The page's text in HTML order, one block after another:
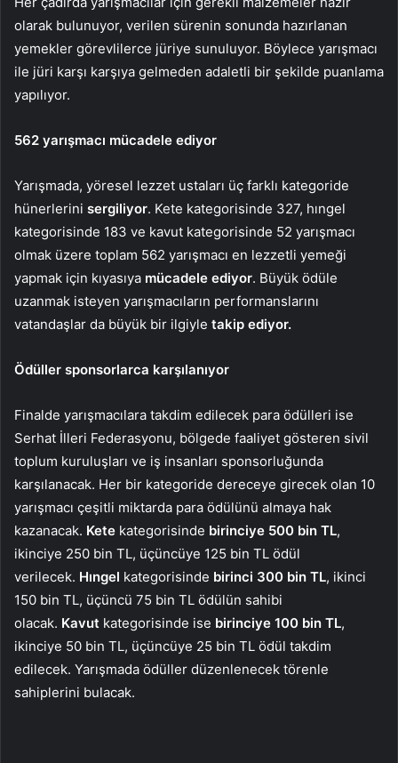
olarak bulunuyor, verilen sürenin sonunda hazırlanan
yemekler görevlilerce jüriye sunuluyor. Böylece yarışmacı
ile jüri karşı karşıya gelmeden adaletli bir şekilde puanlama
yapılıyor.
562 yarışmacı mücadele ediyor
Yarışmada, yöresel lezzet ustaları üç farklı kategoride
hünerlerini sergiliyor. Kete kategorisinde 327, hıngel
kategorisinde 183 ve kavut kategorisinde 52 yarışmacı
olmak üzere toplam 562 yarışmacı en lezzetli yemeği
yapmak için kıyasıya mücadele ediyor. Büyük ödüle
uzanmak isteyen yarışmacıların performanslarını
vatandaşlar da büyük bir ilgiyle takip ediyor.
Ödüller sponsorlarca karşılanıyor
Finalde yarışmacılara takdim edilecek para ödülleri ise
Serhat İlleri Federasyonu, bölgede faaliyet gösteren sivil
toplum kuruluşları ve iş insanları sponsorluğunda
karşılanacak. Her bir kategoride dereceye girecek olan 10
yarışmacı çeşitli miktarda para ödülünü almaya hak
kazanacak. Kete kategorisinde birinciye 500 bin TL,
ikinciye 250 bin TL, üçüncüye 125 bin TL ödül
verilecek. Hıngel kategorisinde birinci 300 bin TL, ikinci
150 bin TL, üçüncü 75 bin TL ödülün sahibi
olacak. Kavut kategorisinde ise birinciye 100 bin TL,
ikinciye 50 bin TL, üçüncüye 25 bin TL ödül takdim
edilecek. Yarışmada ödüller düzenlenecek törenle
sahiplerini bulacak.